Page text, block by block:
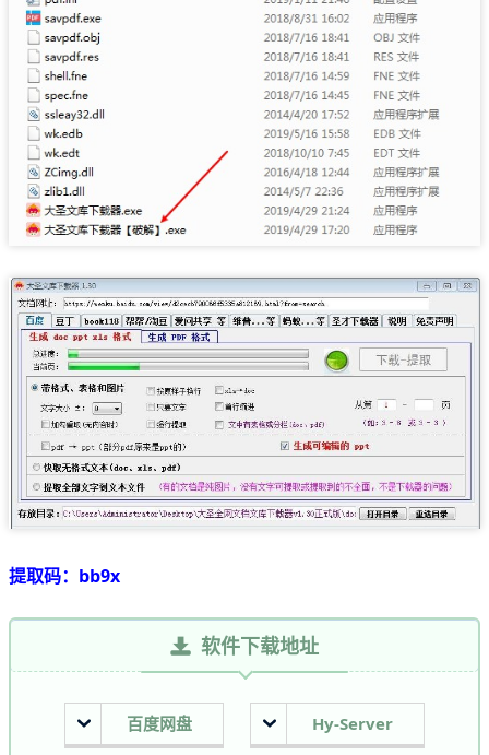
提取码：bb9x
软件下载地址
百度网盘 Hy-Server